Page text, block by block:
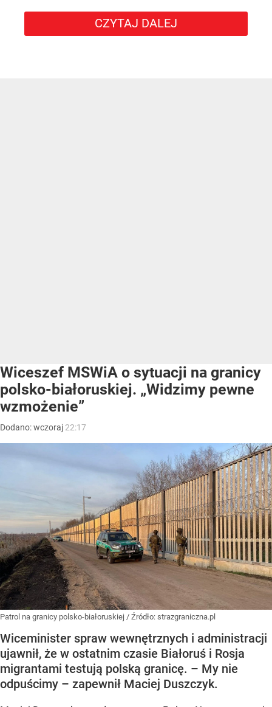
CZYTAJ DALEJ
Wiceszef MSWiA o sytuacji na granicy
polsko-białoruskiej. „Widzimy pewne
wzmożenie”
Dodano:wczoraj 22:17
Patrol na granicy polsko-białoruskiej / Źródło: strazgraniczna.pl
Wiceminister spraw wewnętrznych i administracji
ujawnił, że w ostatnim czasie Białoruś i Rosja
migrantami testują polską granicę. – My nie
odpuścimy – zapewnił Maciej Duszczyk.